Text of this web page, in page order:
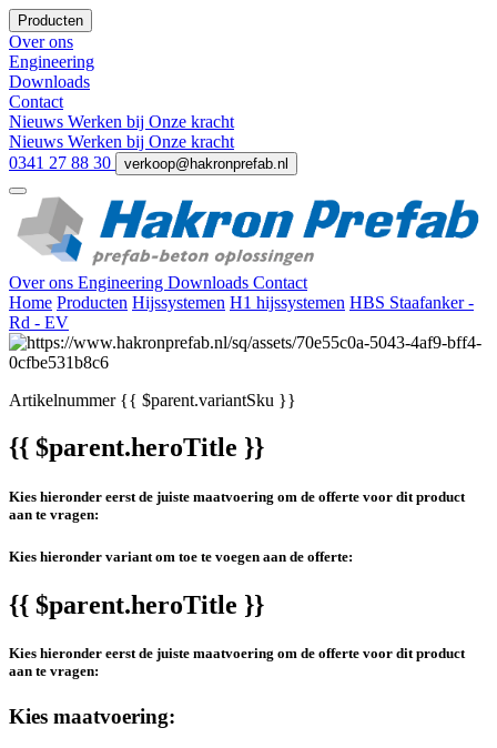
Producten
Over ons
Engineering
Downloads
Contact
Nieuws Werken bij Onze kracht
Nieuws Werken bij Onze kracht
0341 27 88 30
verkoop@hakronprefab.nl
Over ons Engineering Downloads Contact
Home Producten Hijssystemen H1 hijssystemen HBS Staafanker -
Rd - EV
Artikelnummer{{ $parent.variantSku }}
{{ $parent.heroTitle }}
Kies hieronder eerst de juiste maatvoering om de offerte voor dit product
aan te vragen:
Kies hieronder variant om toe te voegen aan de offerte:
{{ $parent.heroTitle }}
Kies hieronder eerst de juiste maatvoering om de offerte voor dit product
aan te vragen:
Kies maatvoering: